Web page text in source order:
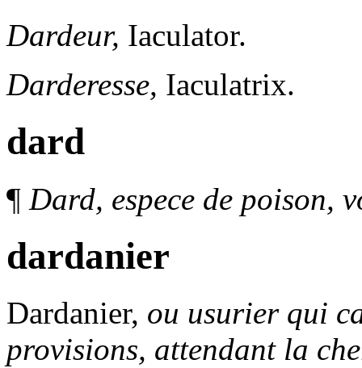
Dardeur, Iaculator.
Darderesse, Iaculatrix.
dard
¶ Dard, espece de poison,
dardanier
Dardanier, ou usurier qui
provisions, attendant la